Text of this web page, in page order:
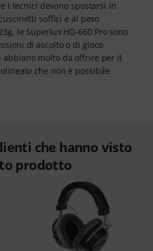
i tecnici devono spostarsi in
soffici e al peso
le Superlux HD-660 Pro sono
di ascolto o di gioco.
abbiano molto da offrire per il
che non è possibile
che hanno visto
prodotto